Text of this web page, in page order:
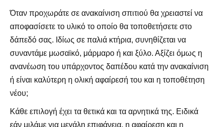
Όταν προχωράτε σε ανακαίνιση σπιτιού θα χρειαστεί να
αποφασίσετε το υλικό το οποίο θα τοποθετήσετε στο
δάπεδό σας. Ιδίως σε παλιά κτήρια, συνηθίζεται να
συναντάμε μωσαϊκό, μάρμαρο ή και ξύλο. Αξίζει όμως η
ανανέωση του υπάρχοντος δαπέδου κατά την ανακαίνιση
ή είναι καλύτερη η ολική αφαίρεσή του και η τοποθέτηση
νέου;
Κάθε επιλογή έχει τα θετικά και τα αρνητικά της. Ειδικά
εάν μιλάμε για μεγάλη επιφάνεια, η αφαίρεση και η